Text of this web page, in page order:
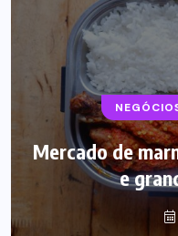
Mercado de
e
Caffeine Army